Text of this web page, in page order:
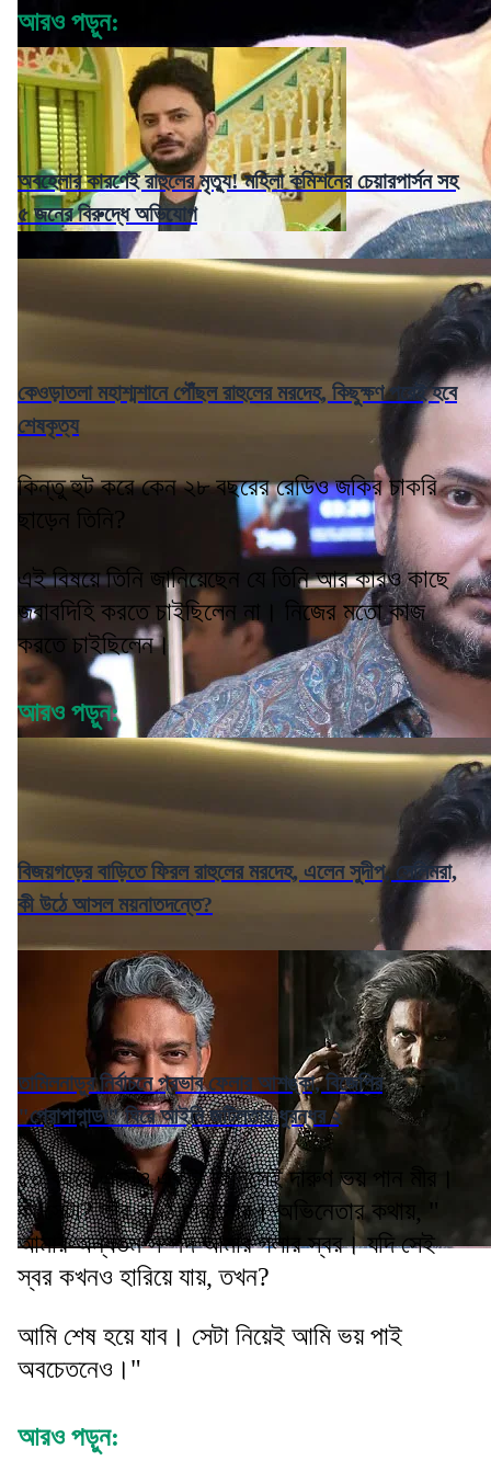
আরও পড়ুন:
অবহেলার কারণেই রাহুলের মৃত্যু! মহিলা কমিশনের চেয়ারপার্সন সহ
৫ জনের বিরুদ্ধে অভিযোগ
কেওড়াতলা মহাশ্মশানে পৌঁছল রাহুলের মরদেহ, কিছুক্ষণ পরেই হবে
শেষকৃত্য
কিন্তু হুট করে কেন ২৮ বছরের রেডিও জকির চাকরি
ছাড়েন তিনি?
এই বিষয়ে তিনি জানিয়েছেন যে তিনি আর কারও কাছে
জবাবদিহি করতে চাইছিলেন না। নিজের মতো কাজ
করতে চাইছিলেন।
আরও পড়ুন:
বিজয়গড়ের বাড়িতে ফিরল রাহুলের মরদেহ, এলেন সুদীপ, সেলিমরা,
কী উঠে আসল ময়নাতদন্তে?
তামিলনাড়ুর নির্বাচনে প্রভাব ফেলার আশঙ্কা, বিজেপির
"প্রোপাগান্ডা" ঘিরে আইনি জটিলতায় ধুরন্ধর ২
৫০ বছরে এসেও একটা জিনিসেই দারুণ ভয় পান মীর।
কী সেটা? তাঁর কণ্ঠ হারানোর। অভিনেতার কথায়, "
আমার অন্যতম সম্পদ আমার গলার স্বর। যদি সেই
স্বর কখনও হারিয়ে যায়, তখন?
আমি শেষ হয়ে যাব। সেটা নিয়েই আমি ভয় পাই
অবচেতনেও।"
আরও পড়ুন: